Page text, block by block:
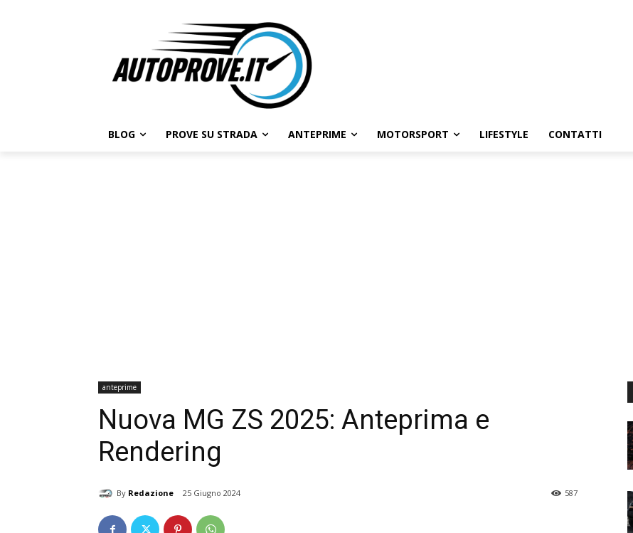
BLOG PROVE SU STRADA ANTEPRIME MOTORSPORT LIFESTYLE CONTATTI
anteprime
Nuova MG ZS 2025: Anteprima e
Rendering
By Redazione 25 Giugno 2024 587